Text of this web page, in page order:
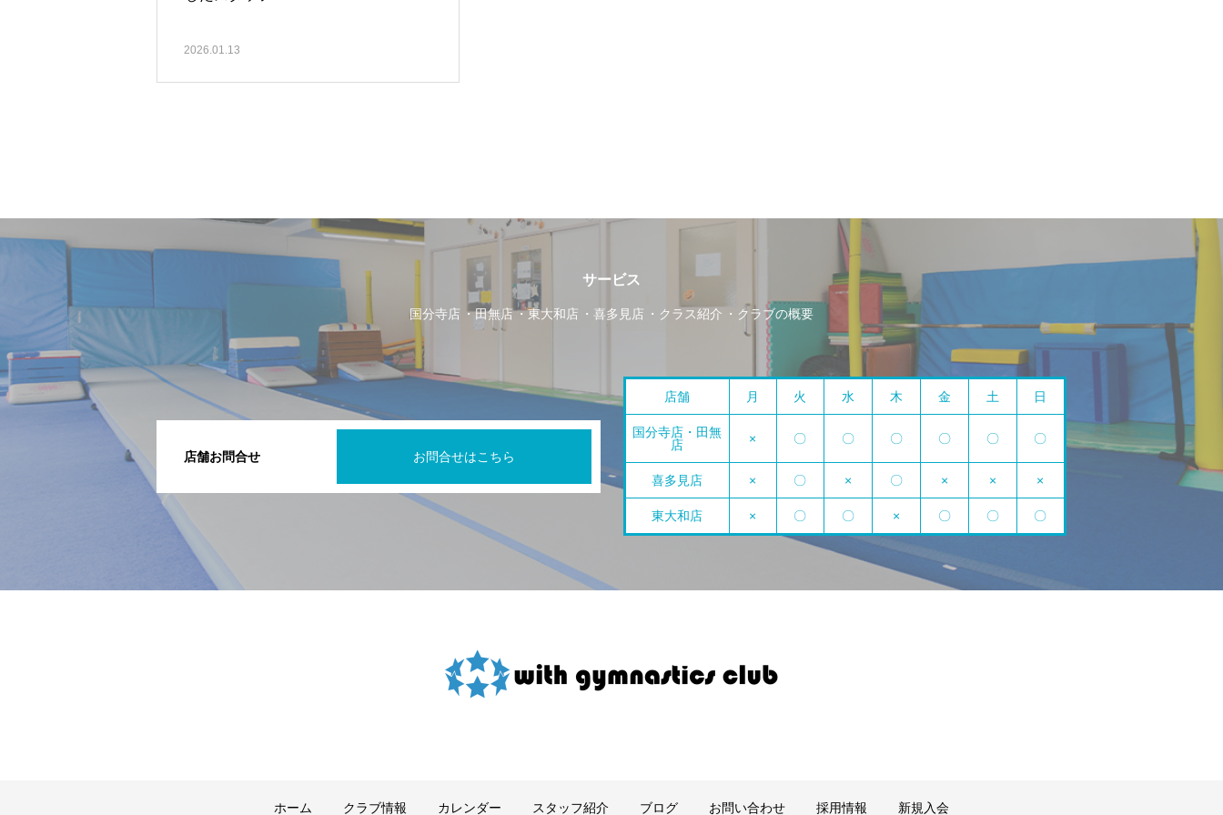
2026.01.13
サービス
国分寺店 田無店 東大和店 喜多見店 クラス紹介 クラブの概要
店舗お問合せ お問合せはこちら
店舗 月 火 水 木 金 土 日
国分寺店・田無
店
× 〇 〇 〇 〇 〇 〇
喜多見店 × 〇 × 〇 × × ×
東大和店 × 〇 〇 × 〇 〇 〇
ホーム クラブ情報 カレンダー スタッフ紹介 ブログ お問い合わせ 採用情報 新規入会